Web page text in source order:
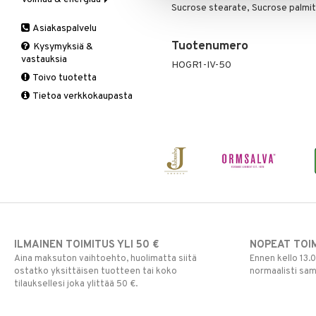
Sucrose stearate, Sucrose
Tuotenumero
HOGR1-IV-50
Ruuansulatus
Suolisto
Muut
Valkosipuli
Yskään
B-vitamiinit
C-vitamiinit
Miehet
Multimineraalit
Muut
Q-10
Schizandra
Suorituskyky
Asiakaspalvelu
Kysymyksiä &
vastauksia
Toivo tuotetta
Tietoa verkkokaupasta
ILMAINEN TOIMITUS YLI 50 €
Aina maksuton vaihtoehto, huolimatta siitä
ostatko yksittäisen tuotteen tai koko
tilauksellesi joka ylittää 50 €.
NOPEAT
Ennen kello
normaalisti